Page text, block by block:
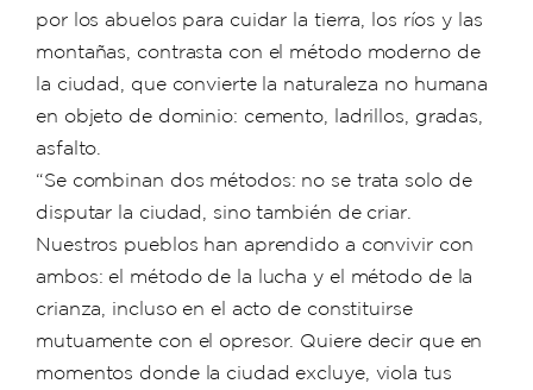
por los abuelos para cuidar la tierra, los ríos y las
montañas, contrasta con el método moderno de
la ciudad, que convierte la naturaleza no humana
en objeto de dominio: cemento, ladrillos, gradas,
asfalto.
“Se combinan dos métodos: no se trata solo de
disputar la ciudad, sino también de criar.
Nuestros pueblos han aprendido a convivir con
ambos: el método de la lucha y el método de la
crianza, incluso en el acto de constituirse
mutuamente con el opresor. Quiere decir que en
momentos donde la ciudad excluye, viola tus